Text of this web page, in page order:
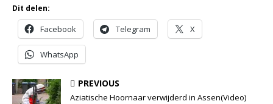
Dit delen:
Facebook Telegram X
WhatsApp
PREVIOUS
Aziatische Hoornaar verwijderd in Assen(Video)